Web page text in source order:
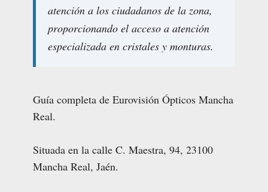
atención a los ciudadanos de la zona,
proporcionando el acceso a atención
especializada en cristales y monturas.
Guía completa de Eurovisión Ópticos Mancha
Real.
Situada en la calle C. Maestra, 94, 23100
Mancha Real, Jaén.